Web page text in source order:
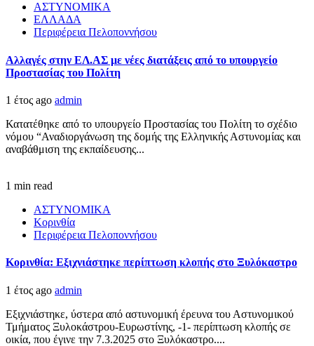
ΑΣΤΥΝΟΜΙΚΑ
ΕΛΛΑΔΑ
Περιφέρεια Πελοποννήσου
Αλλαγές στην ΕΛ.ΑΣ με νέες διατάξεις από το υπουργείο
Προστασίας του Πολίτη
1 έτος ago admin
Κατατέθηκε από το υπουργείο Προστασίας του Πολίτη το σχέδιο
νόμου “Αναδιοργάνωση της δομής της Ελληνικής Αστυνομίας και
αναβάθμιση της εκπαίδευσης...
1 min read
ΑΣΤΥΝΟΜΙΚΑ
Κορινθία
Περιφέρεια Πελοποννήσου
Κορινθία: Εξιχνιάστηκε περίπτωση κλοπής στο Ξυλόκαστρο
1 έτος ago admin
Εξιχνιάστηκε, ύστερα από αστυνομική έρευνα του Αστυνομικού
Τμήματος Ξυλοκάστρου-Ευρωστίνης, -1- περίπτωση κλοπής σε
οικία, που έγινε την 7.3.2025 στο Ξυλόκαστρο....